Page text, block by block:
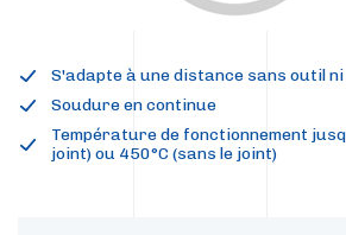
S'adapte à une distance sans outil
Soudure en continue
Température de fonctionnement
joint) ou 450°C (sans le joint)